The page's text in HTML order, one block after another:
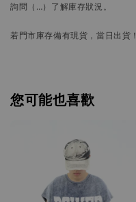
詢問 （…） 了解庫存狀況。
若門市庫存備有現貨，當日出貨！
您可能也喜歡